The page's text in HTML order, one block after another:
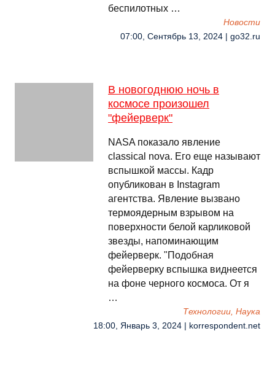
беспилотных …
Новости
07:00, Сентябрь 13, 2024 | go32.ru
В новогоднюю ночь в
космосе произошел
"фейерверк"
NASA показало явление
classical nova. Его еще называют
вспышкой массы. Кадр
опубликован в Instagram
агентства. Явление вызвано
термоядерным взрывом на
поверхности белой карликовой
звезды, напоминающим
фейерверк. "Подобная
фейерверку вспышка виднеется
на фоне черного космоса. От я
…
Технологии, Наука
18:00, Январь 3, 2024 | korrespondent.net